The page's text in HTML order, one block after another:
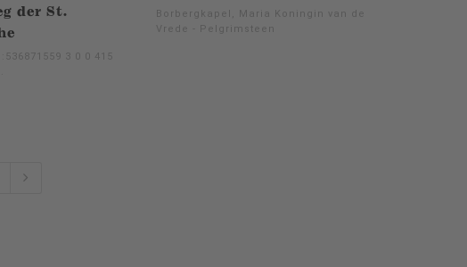
der St.
3 0 0 415
Borbergkapel, Maria Koningin van de
Vrede - Pelgrimsteen